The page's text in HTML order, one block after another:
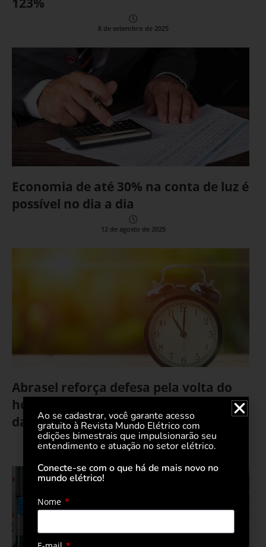
8 de setembro de 2025
Economia de até 30% na conta de luz é
possível no dia a dia
12 de agosto de 2025
Abrasel reforça defesa pela volta do
horário de verão diante do aumento
da conta de luz
10 de junho de 2025
Ao se cadastrar, você garante acesso
gratuito à Revista Mundo Elétrico com
edições bimestrais que impulsionarão seu
entendimento e atuação no setor elétrico.
Conecte-se com o que há de mais novo no
mundo elétrico!
Nome